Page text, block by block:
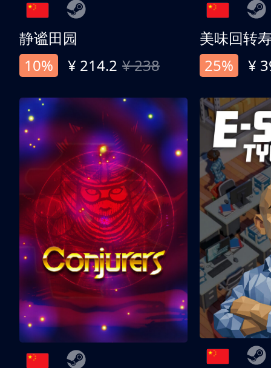
静谧田园
10%
¥ 214.2 ¥ 238
美味回转
25%
¥